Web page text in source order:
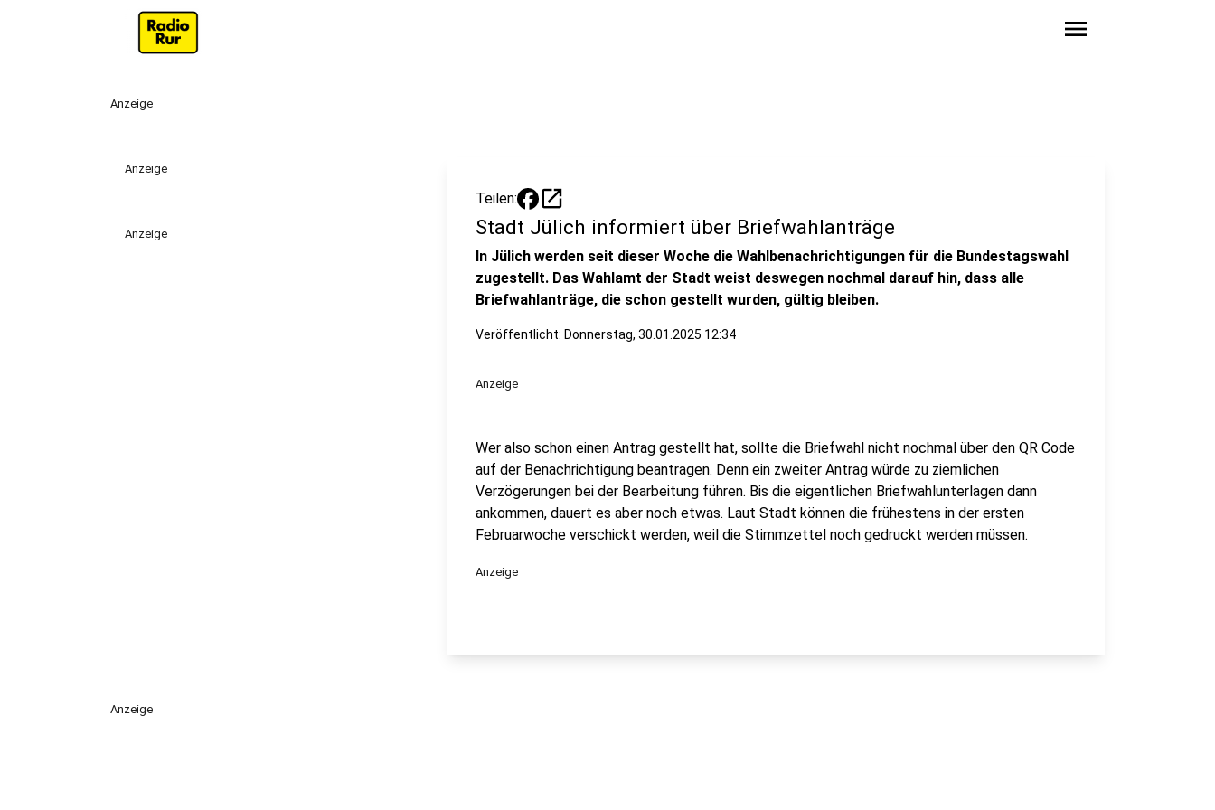
menu
Anzeige
Anzeige
Anzeige
Teilen: open_in_new
Stadt Jülich informiert über Briefwahlanträge
In Jülich werden seit dieser Woche die Wahlbenachrichtigungen für die Bundestagswahl
zugestellt. Das Wahlamt der Stadt weist deswegen nochmal darauf hin, dass alle
Briefwahlanträge, die schon gestellt wurden, gültig bleiben.
Veröffentlicht: Donnerstag, 30.01.2025 12:34
Anzeige
Wer also schon einen Antrag gestellt hat, sollte die Briefwahl nicht nochmal über den QR Code
auf der Benachrichtigung beantragen. Denn ein zweiter Antrag würde zu ziemlichen
Verzögerungen bei der Bearbeitung führen. Bis die eigentlichen Briefwahlunterlagen dann
ankommen, dauert es aber noch etwas. Laut Stadt können die frühestens in der ersten
Februarwoche verschickt werden, weil die Stimmzettel noch gedruckt werden müssen.
Anzeige
Anzeige